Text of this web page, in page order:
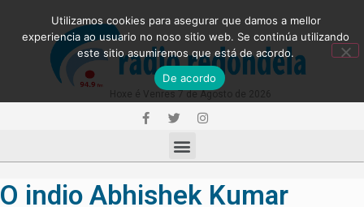
O indio Abhishek Kumar
Utilizamos cookies para asegurar que damos a mellor
experiencia ao usuario no noso sitio web. Se continúa utilizando
este sitio asumiremos que está de acordo.
De acordo